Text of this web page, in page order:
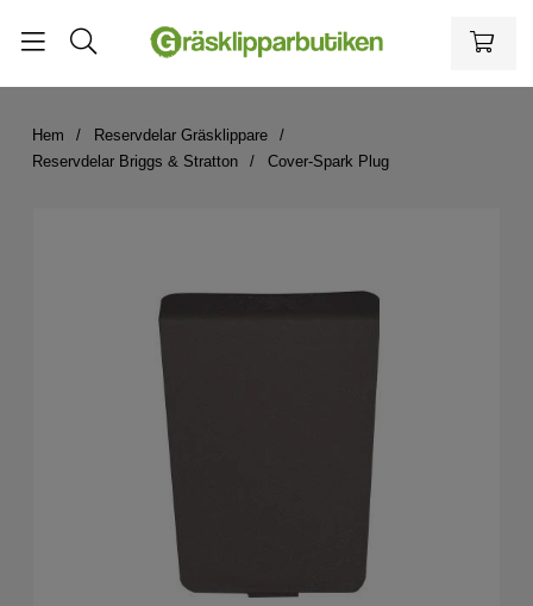
Hem
Reservdelar Gräsklippare
Reservdelar Briggs & Stratton
Cover-Spark Plug